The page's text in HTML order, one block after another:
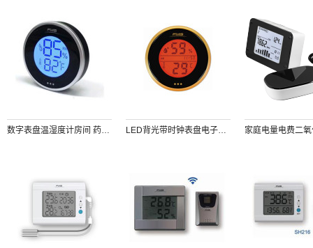
数字表盘温湿度计房间 药品 雪茄 红酒 摄影仪器放置箱等温湿度测量仪 可查询48h记录 背部磁铁吸附 LED背光带时钟表盘电子数字温湿度计（橙色）